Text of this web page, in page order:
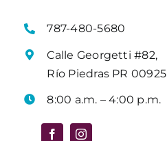
787-480-5680
Calle Georgetti #82,
Río Piedras PR 00925
8:00 a.m. – 4:00 p.m.